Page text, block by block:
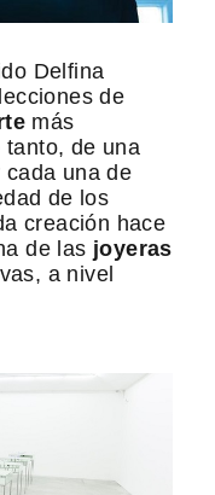
Delfina
de
más
tanto, de una
una de
de los
creación hace
de las joyeras
a nivel